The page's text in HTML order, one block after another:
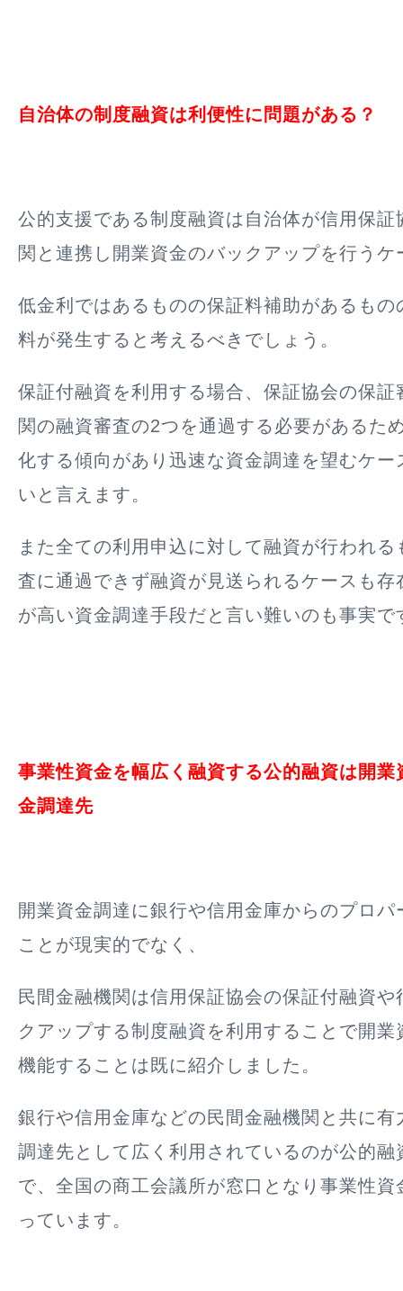
自治体の制度融資は利便性に問題がある？
公的支援である制度融資は自治体が信用保証
関と連携し開業資金のバックアップを行うケ
低金利ではあるものの保証料補助があるもの
料が発生すると考えるべきでしょう。
保証付融資を利用する場合、保証協会の保証
関の融資審査の2つを通過する必要があるた
化する傾向があり迅速な資金調達を望むケー
いと言えます。
また全ての利用申込に対して融資が行われ
査に通過できず融資が見送られるケースも存
が高い資金調達手段だと言い難いのも事実で
事業性資金を幅広く融資する公的融資は開業
金調達先
開業資金調達に銀行や信用金庫からのプロ
ことが現実的でなく、
民間金融機関は信用保証協会の保証付融資
クアップする制度融資を利用することで開
機能することは既に紹介しました。
銀行や信用金庫などの民間金融機関と共に有
調達先として広く利用されているのが公的融
で、全国の商工会議所が窓口となり事業性資
っています。